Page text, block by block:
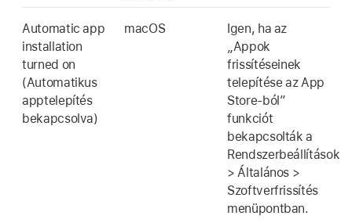
Automatic app
installation
turned on
(Automatikus
apptelepítés
bekapcsolva)
macOS
Igen, ha az
„Appok
frissítéseinek
telepítése az App
Store-ból”
funkciót
bekapcsolták a
Rendszerbeállítások
> Általános >
Szoftverfrissítés
menüpontban.